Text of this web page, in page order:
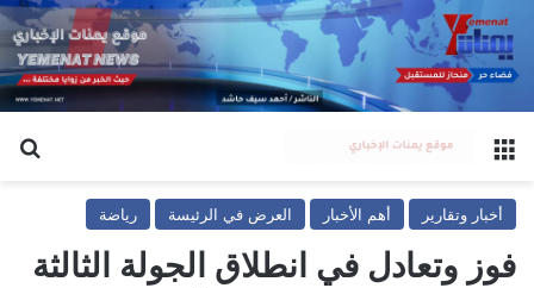
القائمة
أخبار وتقارير أهم الأخبار العرض في الرئيسة رياضة
فوز وتعادل في انطلاق الجولة الثالثة